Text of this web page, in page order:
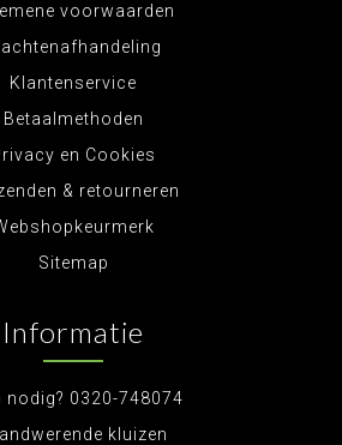
voorwaarden
Klantenservice
Betaalmethoden
en Cookies
& retourneren
Sitemap
Informatie
nodig? 0320-748074
kluizen